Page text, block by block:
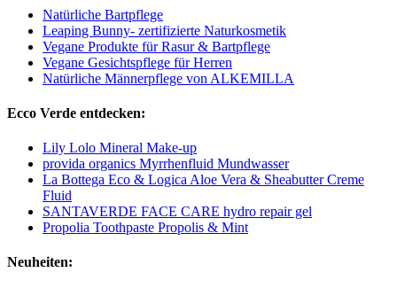
Natürliche Bartpflege
Leaping Bunny- zertifizierte Naturkosmetik
Vegane Produkte für Rasur & Bartpflege
Vegane Gesichtspflege für Herren
Natürliche Männerpflege von ALKEMILLA
Ecco Verde entdecken:
Lily Lolo Mineral Make-up
provida organics Myrrhenfluid Mundwasser
La Bottega Eco & Logica Aloe Vera & Sheabutter Creme
Fluid
SANTAVERDE FACE CARE hydro repair gel
Propolia Toothpaste Propolis & Mint
Neuheiten: